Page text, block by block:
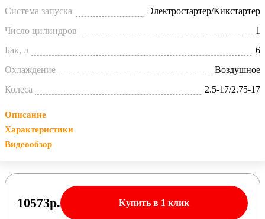
Система запуска
Электростартер/Кикстартер
Число цилиндров
1
Бак, л
6
Охлаждение
Воздушное
Колеса
2.5-17/2.75-17
Описание
Характеристики
Видеообзор
10573р. Купить в 1 клик